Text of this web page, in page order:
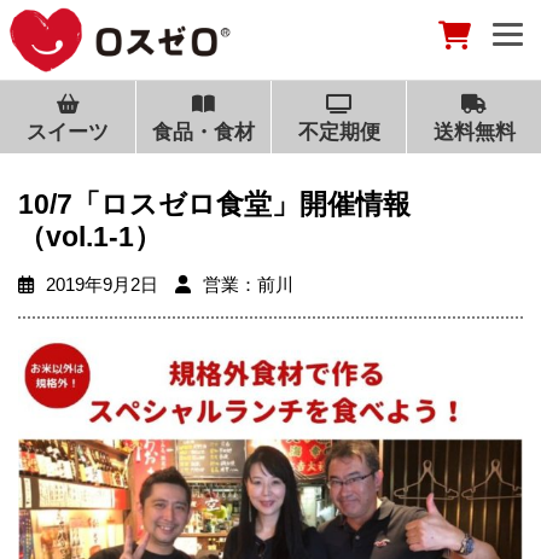
スイーツ 食品・食材 不定期便 送料無料
10/7「ロスゼロ食堂」開催情報
（vol.1-1）
2019年9月2日 営業：前川